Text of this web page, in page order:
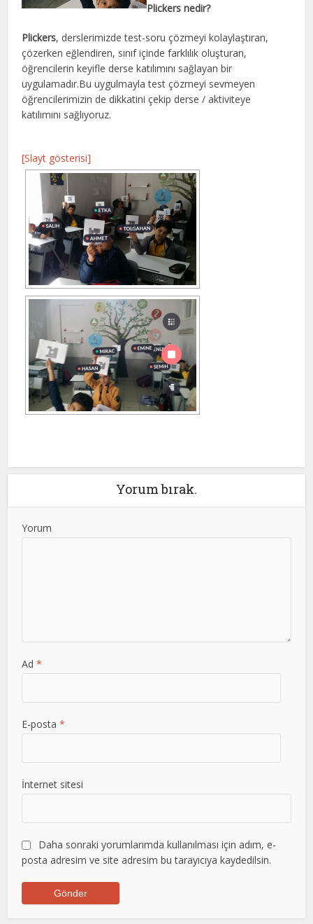
Plickers nedir?
Plickers, derslerimizde test-soru çözmeyi kolaylaştıran,
çözerken eğlendiren, sınıf içinde farklılık oluşturan,
öğrencilerin keyifle derse katılımını sağlayan bir
uygulamadır.Bu uygulmayla test çözmeyi sevmeyen
öğrencilerimizin de dikkatini çekip derse / aktiviteye
katılımını sağlıyoruz.
[Slayt gösterisi]
Yorum bırak.
Yorum
Ad*
E-posta*
İnternet sitesi
Daha sonraki yorumlarımda kullanılması için adım, e-
posta adresim ve site adresim bu tarayıcıya kaydedilsin.